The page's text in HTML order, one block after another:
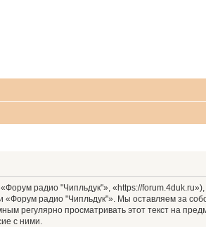
радио "Чипльдук"», «https://
радио "Чипльдук"». Мы оставляем за
регулярно просматривать этот текст на
с ними.